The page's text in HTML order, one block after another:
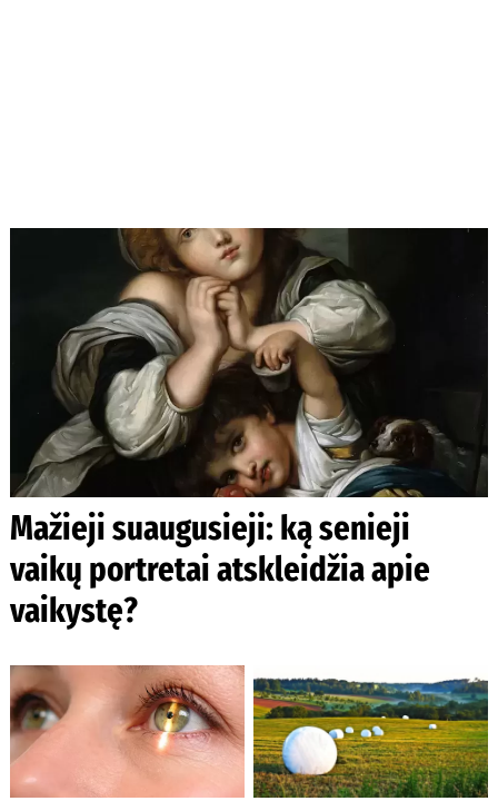
Mažieji suaugusieji: ką senieji
vaikų portretai atskleidžia apie
vaikystę?